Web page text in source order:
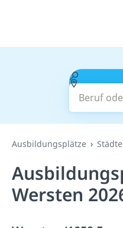
Beruf
Ausbildungsplätze Städte
Wersten